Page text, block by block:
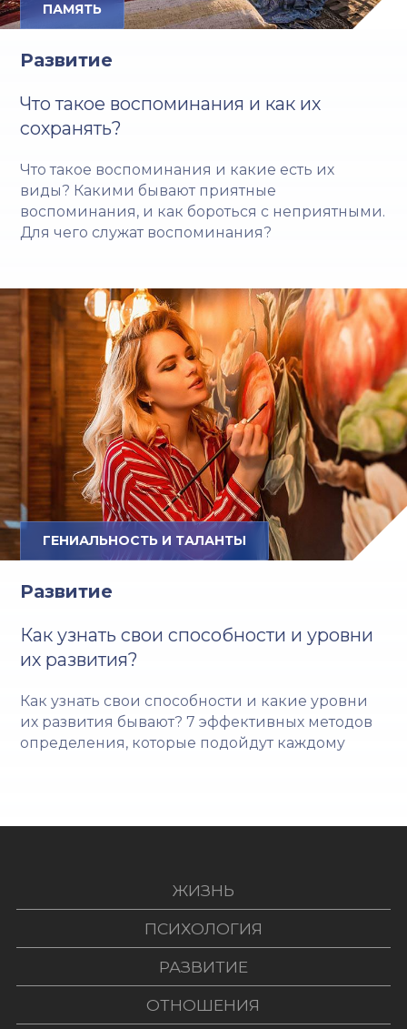
ПАМЯТЬ
Развитие
Что такое воспоминания и как их
сохранять?
Что такое воспоминания и какие есть их
виды? Какими бывают приятные
воспоминания, и как бороться с неприятными.
Для чего служат воспоминания?
ГЕНИАЛЬНОСТЬ И ТАЛАНТЫ
Развитие
Как узнать свои способности и уровни
их развития?
Как узнать свои способности и какие уровни
их развития бывают? 7 эффективных методов
определения, которые подойдут каждому
ЖИЗНЬ
ПСИХОЛОГИЯ
РАЗВИТИЕ
ОТНОШЕНИЯ